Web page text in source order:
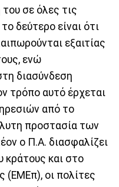
σε όλες τις
δεύτερο είναι ότι
εξαιτίας
ενώ
διασύνδεση
τρόπο αυτό έρχεται
από το
προστασία των
ο Π.Α. διασφαλίζει
κράτους και στο
(ΕΜΕπ), οι πολίτες